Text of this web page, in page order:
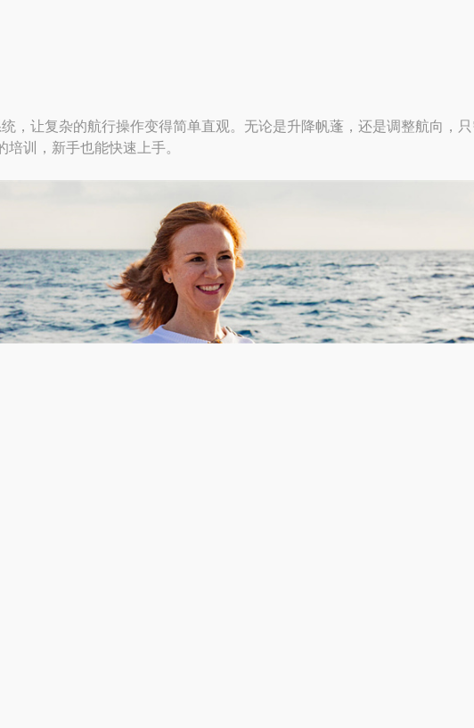
，让复杂的航行操作变得简单直观。无论是升降帆蓬，还是调整航向，
训，新手也能快速上手。